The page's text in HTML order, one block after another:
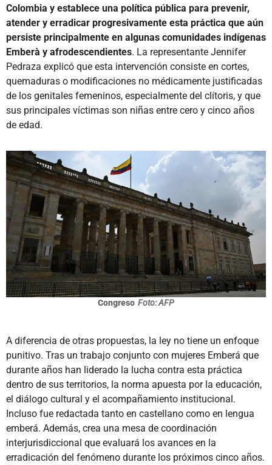
Colombia y establece una política pública para prevenir,
atender y erradicar progresivamente esta práctica que aún
persiste principalmente en algunas comunidades indígenas
Emberà y afrodescendientes. La representante Jennifer
Pedraza explicó que esta intervención consiste en cortes,
quemaduras o modificaciones no médicamente justificadas
de los genitales femeninos, especialmente del clítoris, y que
sus principales víctimas son niñas entre cero y cinco años
de edad.
Congreso Foto: AFP
A diferencia de otras propuestas, la ley no tiene un enfoque
punitivo. Tras un trabajo conjunto con mujeres Emberá que
durante años han liderado la lucha contra esta práctica
dentro de sus territorios, la norma apuesta por la educación,
el diálogo cultural y el acompañamiento institucional.
Incluso fue redactada tanto en castellano como en lengua
emberá. Además, crea una mesa de coordinación
interjurisdiccional que evaluará los avances en la
erradicación del fenómeno durante los próximos cinco años.